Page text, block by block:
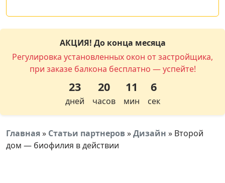
АКЦИЯ! До конца месяца
Регулировка установленных окон от застройщика,
при заказе балкона бесплатно — успейте!
23
дней
20
часов
11
мин
5
сек
Главная» Статьи партнеров»Дизайн » Второй
дом — биофилия в действии